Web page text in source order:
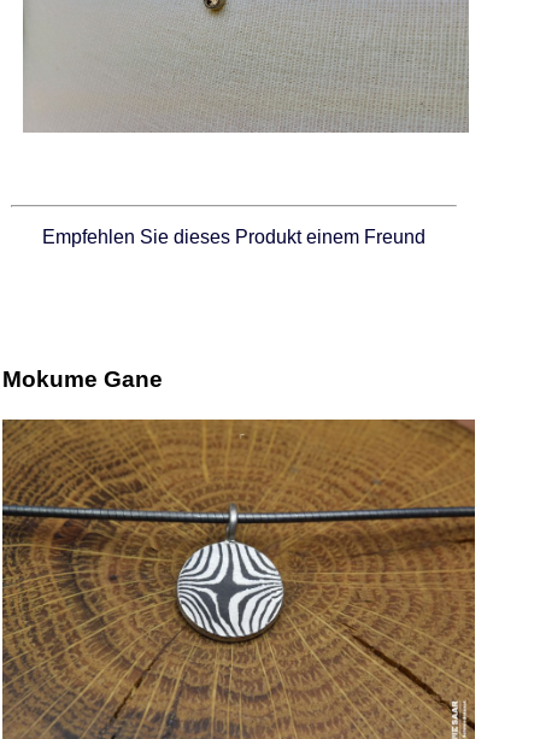
Empfehlen Sie dieses Produkt einem Freund
Mokume Gane